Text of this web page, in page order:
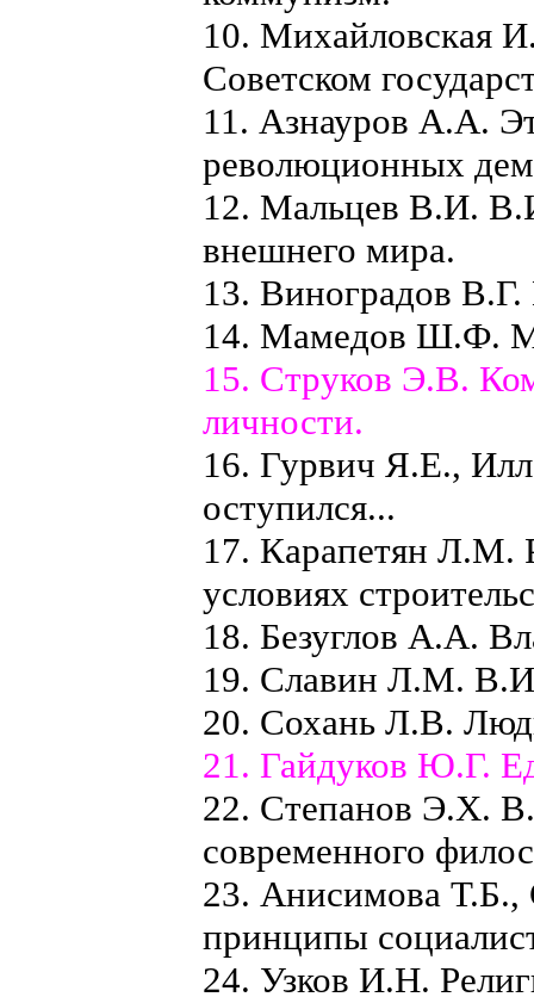
10. Михайловская
Советском
11. Азнауров А.А.
революционных
12. Мальцев В.И.
внешнего мира.
13. Виноградов
14. Мамедов Ш.Ф.
15. Струков Э.В.
личности.
16. Гурвич Я.Е.,
оступился...
17. Карапетян Л.М.
условиях
18. Безуглов А.А.
19. Славин Л.М.
20. Сохань Л.В.
21. Гайдуков Ю.Г.
22. Степанов Э.X.
современного
23. Анисимова Т.Б.,
принципы
24. Узков И.Н.